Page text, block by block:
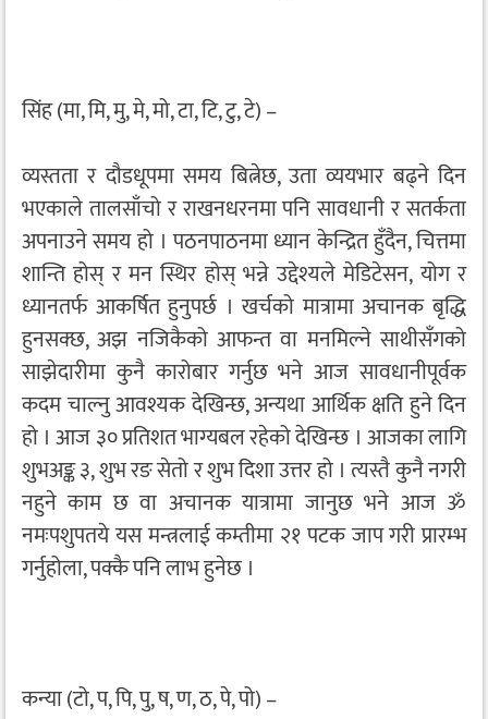
सिंह (मा, मि, मु, मे, मो, टा, टि, टु, टे) –
व्यस्तता र दौडधूपमा समय बित्नेछ, उता व्ययभार बढ्ने दिन
भएकाले तालसाँचो र राखनधरनमा पनि सावधानी र सतर्कता
अपनाउने समय हो । पठनपाठनमा ध्यान केन्द्रित हुँदैन, चित्तमा
शान्ति होस् र मन स्थिर होस् भन्ने उद्देश्यले मेडिटेसन, योग र
ध्यानतर्फ आकर्षित हुनुपर्छ । खर्चको मात्रामा अचानक बृद्धि
हुनसक्छ, अझ नजिकैको आफन्त वा मनमिल्ने साथीसँगको
साझेदारीमा कुनै कारोबार गर्नुछ भने आज सावधानीपूर्वक
कदम चाल्नु आवश्यक देखिन्छ, अन्यथा आर्थिक क्षति हुने दिन
हो । आज ३० प्रतिशत भाग्यबल रहेको देखिन्छ । आजका लागि
शुभअङ्क ३, शुभ रङ सेतो र शुभ दिशा उत्तर हो । त्यस्तै कुनै नगरी
नहुने काम छ वा अचानक यात्रामा जानुछ भने आज ॐ
नमःपशुपतये यस मन्त्रलाई कम्तीमा २१ पटक जाप गरी प्रारम्भ
गर्नुहोला, पक्कै पनि लाभ हुनेछ ।
कन्या (टो, प, पि, पु, ष, ण, ठ, पे, पो) –